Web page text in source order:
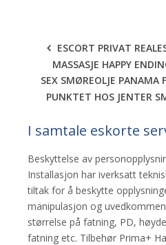
ESCORT PRIVAT
MASSASJE HAPPY
SEX SMØREOLJE PANAMA
PUNKTET HOS JENTER
I samtale eskorte
Beskyttelse av
Installasjon har iverksatt
tiltak for å beskytte
manipulasjon og
størrelse på fatning, PD,
fatning etc. Tilbehør Prima+